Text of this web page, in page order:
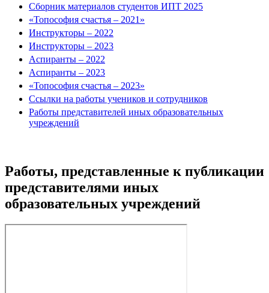
Сборник материалов студентов ИПТ 2025
«Топософия счастья – 2021»
Инструкторы – 2022
Инструкторы – 2023
Аспиранты – 2022
Аспиранты – 2023
«Топософия счастья – 2023»
Ссылки на работы учеников и сотрудников
Работы представителей иных образовательных
учреждений
Работы, представленные к публикации
представителями иных
образовательных учреждений